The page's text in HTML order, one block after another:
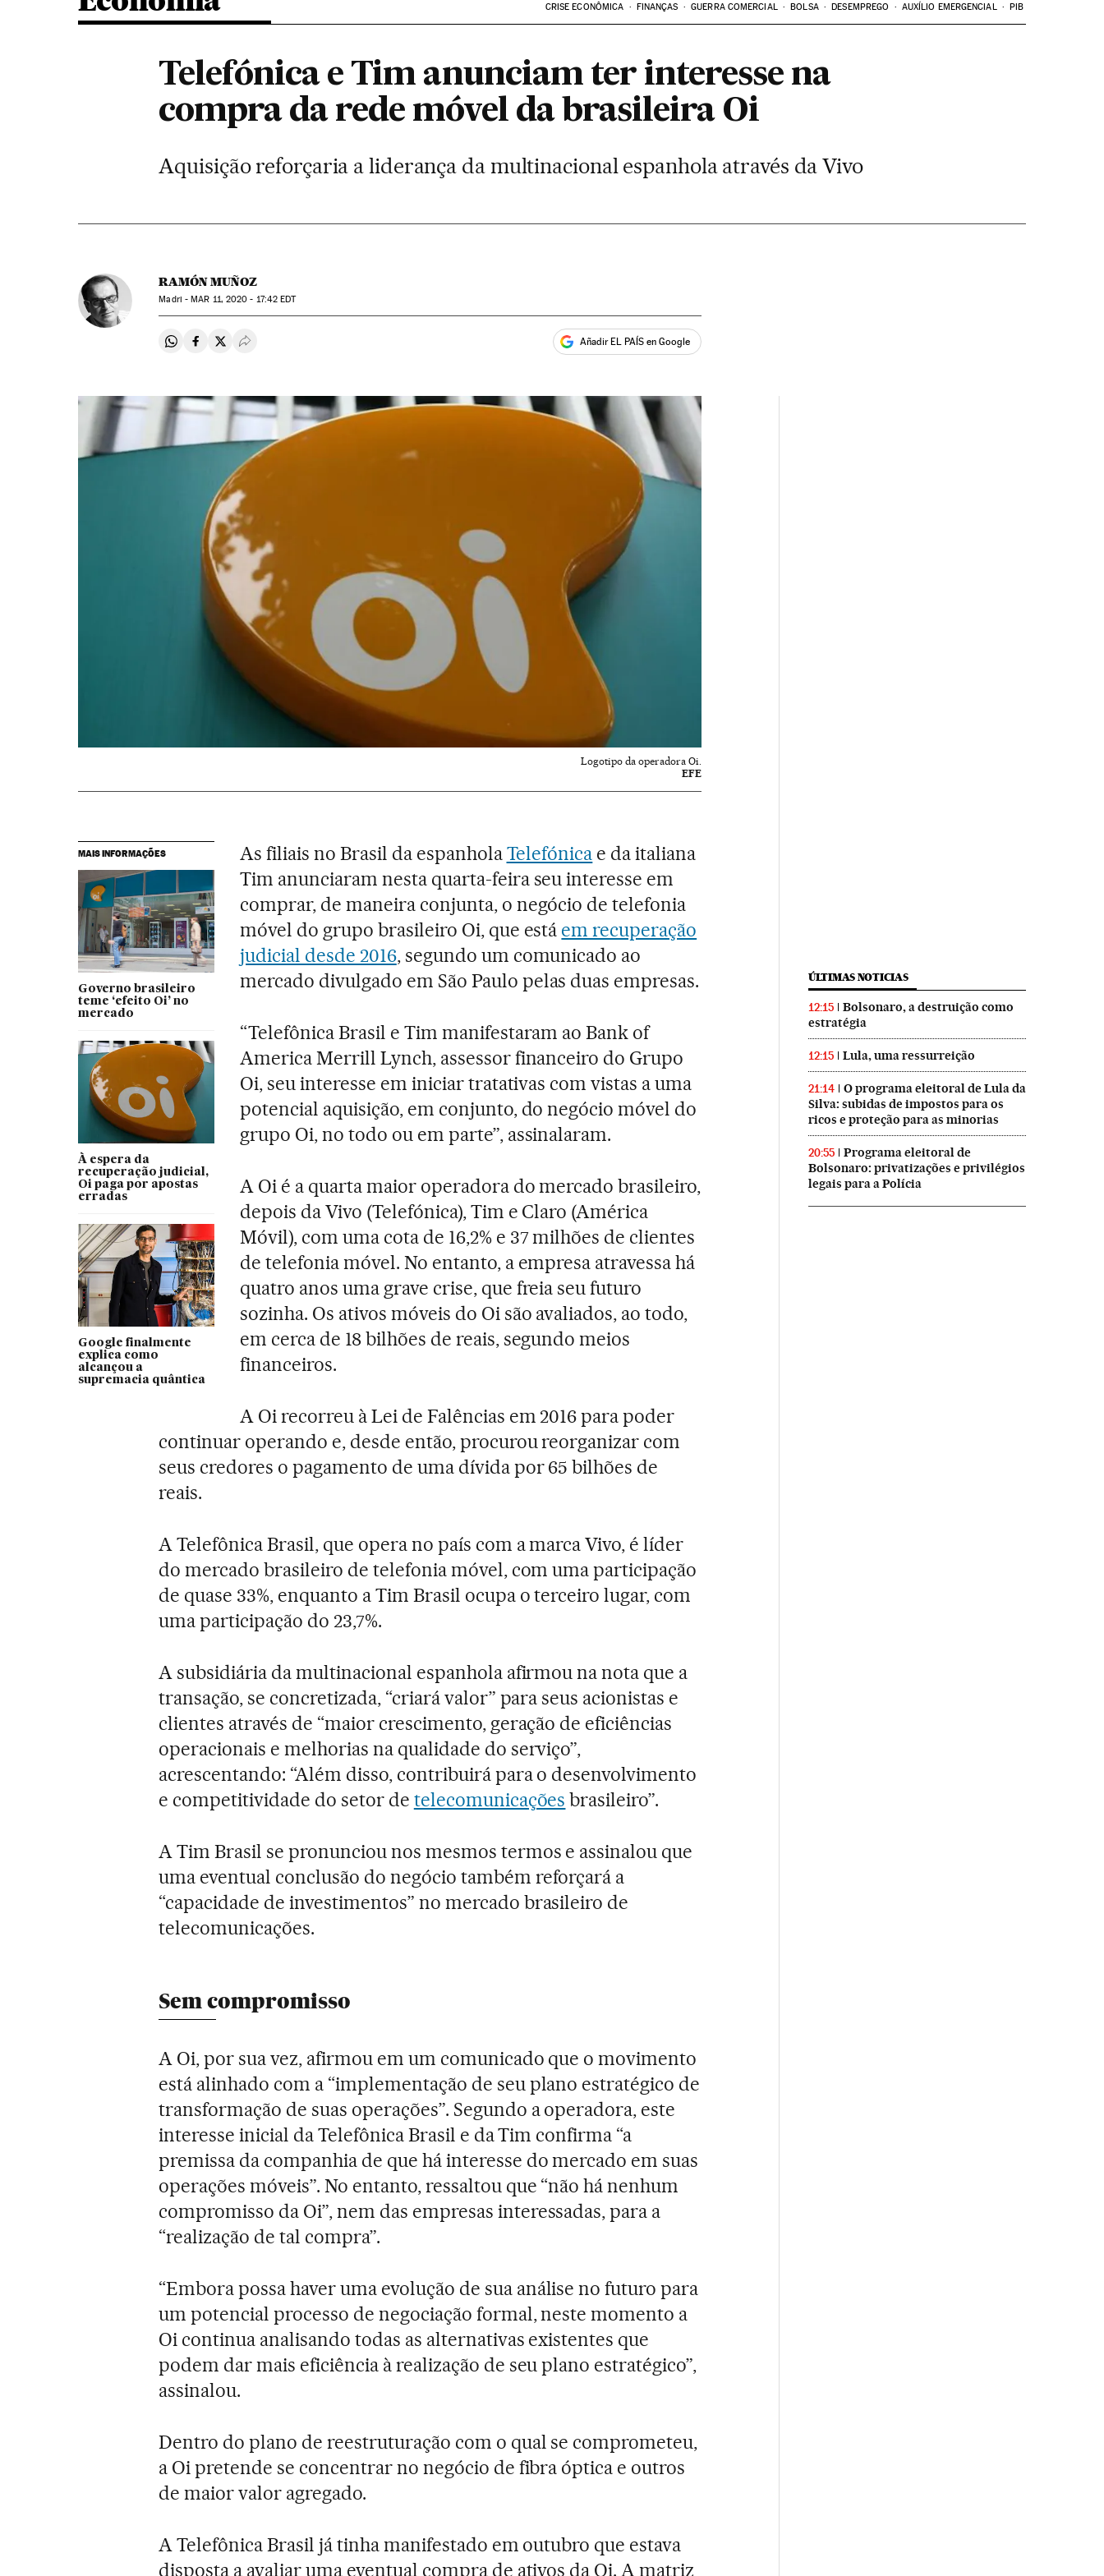
CRISE ECONÔMICA FINANÇAS GUERRA COMERCIAL BOLSA DESEMPREGO AUXÍLIO EMERGENCIAL PIB
Telefónica e Tim anunciam ter interesse na
compra da rede móvel da brasileira Oi
Aquisição reforçaria a liderança da multinacional espanhola através da Vivo
RAMÓN MUÑOZ
Madri -MAR 11, 2020 - 17:42 EDT
Compartir en Whatsapp
Compartir en Facebook
Compartir en Twitter
Desplegar Redes Sociales Añadir EL PAÍS en Google
Logotipo da operadora Oi.
EFE
MAIS INFORMAÇÕES
Governo brasileiro
teme ‘efeito Oi’ no
mercado
À espera da
recuperação judicial,
Oi paga por apostas
erradas
Google finalmente
explica como
alcançou a
supremacia quântica
As filiais no Brasil da espanholaTelefónica e da italiana
Tim anunciaram nesta quarta-feira seu interesse em
comprar, de maneira conjunta, o negócio de telefonia
móvel do grupo brasileiro Oi, que está em recuperação
judicial desde 2016, segundo um comunicado ao
mercado divulgado em São Paulo pelas duas empresas.
“Telefônica Brasil e Tim manifestaram ao Bank of
America Merrill Lynch, assessor financeiro do Grupo
Oi, seu interesse em iniciar tratativas com vistas a uma
potencial aquisição, em conjunto, do negócio móvel do
grupo Oi, no todo ou em parte”, assinalaram.
A Oi é a quarta maior operadora do mercado brasileiro,
depois da Vivo (Telefónica), Tim e Claro (América
Móvil), com uma cota de 16,2% e 37 milhões de clientes
de telefonia móvel. No entanto, a empresa atravessa há
quatro anos uma grave crise, que freia seu futuro
sozinha. Os ativos móveis do Oi são avaliados, ao todo,
em cerca de 18 bilhões de reais, segundo meios
financeiros.
A Oi recorreu à Lei de Falências em 2016 para poder
continuar operando e, desde então, procurou reorganizar com
seus credores o pagamento de uma dívida por 65 bilhões de
reais.
A Telefônica Brasil, que opera no país com a marca Vivo, é líder
do mercado brasileiro de telefonia móvel, com uma participação
de quase 33%, enquanto a Tim Brasil ocupa o terceiro lugar, com
uma participação do 23,7%.
A subsidiária da multinacional espanhola afirmou na nota que a
transação, se concretizada, “criará valor” para seus acionistas e
clientes através de “maior crescimento, geração de eficiências
operacionais e melhorias na qualidade do serviço”,
acrescentando: “Além disso, contribuirá para o desenvolvimento
e competitividade do setor de telecomunicações brasileiro”.
A Tim Brasil se pronunciou nos mesmos termos e assinalou que
uma eventual conclusão do negócio também reforçará a
“capacidade de investimentos” no mercado brasileiro de
telecomunicações.
Sem compromisso
A Oi, por sua vez, afirmou em um comunicado que o movimento
está alinhado com a “implementação de seu plano estratégico de
transformação de suas operações”. Segundo a operadora, este
interesse inicial da Telefônica Brasil e da Tim confirma “a
premissa da companhia de que há interesse do mercado em suas
operações móveis”. No entanto, ressaltou que “não há nenhum
compromisso da Oi”, nem das empresas interessadas, para a
“realização de tal compra”.
“Embora possa haver uma evolução de sua análise no futuro para
um potencial processo de negociação formal, neste momento a
Oi continua analisando todas as alternativas existentes que
podem dar mais eficiência à realização de seu plano estratégico”,
assinalou.
Dentro do plano de reestruturação com o qual se comprometeu,
a Oi pretende se concentrar no negócio de fibra óptica e outros
de maior valor agregado.
A Telefônica Brasil já tinha manifestado em outubro que estava
disposta a avaliar uma eventual compra de ativos da Oi. A matriz
ÚLTIMAS NOTICIAS
12:15
Bolsonaro, a destruição como
estratégia
12:15 Lula, uma ressurreição
21:14
O programa eleitoral de Lula da
Silva: subidas de impostos para os
ricos e proteção para as minorias
20:55
Programa eleitoral de
Bolsonaro: privatizações e privilégios
legais para a Polícia